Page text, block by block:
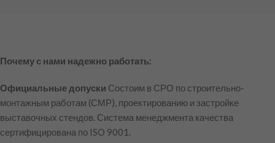
Почему с нами надежно работать:
Официальные допуски Состоим в СРО по строительно-
монтажным работам (СМР), проектированию и застройке
выставочных стендов. Система менеджмента качества
сертифицирована по ISO 9001.